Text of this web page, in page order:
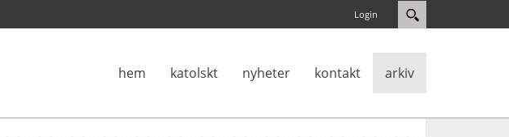
Login
hem katolskt nyheter kontakt arkiv